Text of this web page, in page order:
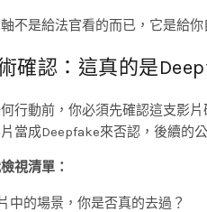
不是給法官看的而已，它是給
確認：這真的是
行動前，你必須先確認這支影
當成Deepfake來否認，後續的
視清單：
中的場景，你是否真的去過？